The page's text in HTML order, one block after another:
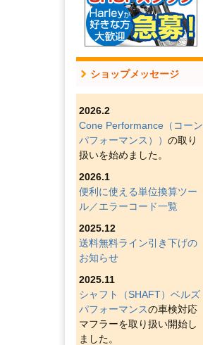
ショップメッセージ
2026.2
Cone Performance（コーン
パフォーマンス）） の取り
扱いを始めました。
2026.1
便利に使える単位換算ツー
ル／エラーコード一覧
2025.12
送料無料ライン引き下げの
お知らせ
2025.11
シャフト（SHAFT）ベルズ
パフォーマンスの車検対応
マフラーを取り扱い開始し
ました。